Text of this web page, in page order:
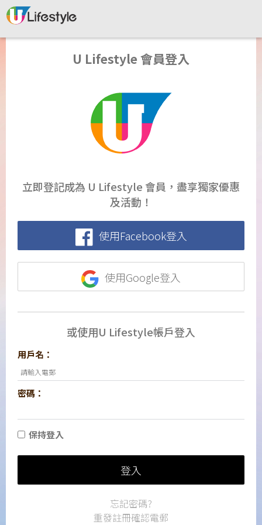
U Lifestyle 會員登入
立即登記成為 U Lifestyle 會員，盡享獨家優惠
及活動！
使用Facebook登入
使用Google登入
或使用U Lifestyle帳戶登入
用戶名：
密碼：
保持登入
登入
忘記密碼?
重發註冊確認電郵